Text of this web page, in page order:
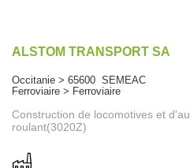
ALSTOM TRANSPORT SA
Occitanie > 65600 SEMEAC
Ferroviaire > Ferroviaire
Construction de locomotives et
roulant(3020Z)